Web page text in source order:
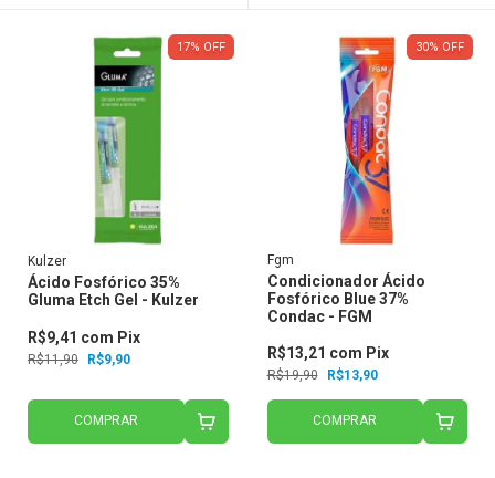
17% OFF
Kulzer
Ácido Fosfórico 35%
Gluma Etch Gel - Kulzer
R$11,90 R$9,90
R$9,41 com Pix
COMPRAR
30% OFF
Fgm
Condicionador Ácido
Fosfórico Blue 37%
Condac - FGM
R$19,90 R$13,90
R$13,21 com Pix
COMPRAR